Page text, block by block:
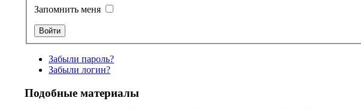
Запомнить меня
Забыли пароль?
Забыли логин?
Подобные материалы